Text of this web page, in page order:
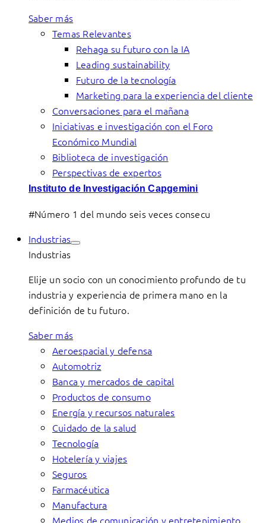
Saber más
Temas Relevantes
Rehaga su futuro con la IA
Leading sustainability
Futuro de la tecnología
Marketing para la experiencia del cliente
Conversaciones para el mañana
Iniciativas e investigación con el Foro
Económico Mundial
Biblioteca de investigación
Perspectivas de expertos
Instituto de Investigación Capgemini
#Número 1 del mundo seis veces consecu
Industrias
Industrias
Elije un socio con un conocimiento profundo de tu
industria y experiencia de primera mano en la
definición de tu futuro.
Saber más
Aeroespacial y defensa
Automotriz
Banca y mercados de capital
Productos de consumo
Energía y recursos naturales
Cuidado de la salud
Tecnología
Hotelería y viajes
Seguros
Farmacéutica
Manufactura
Medios de comunicación y entretenimiento